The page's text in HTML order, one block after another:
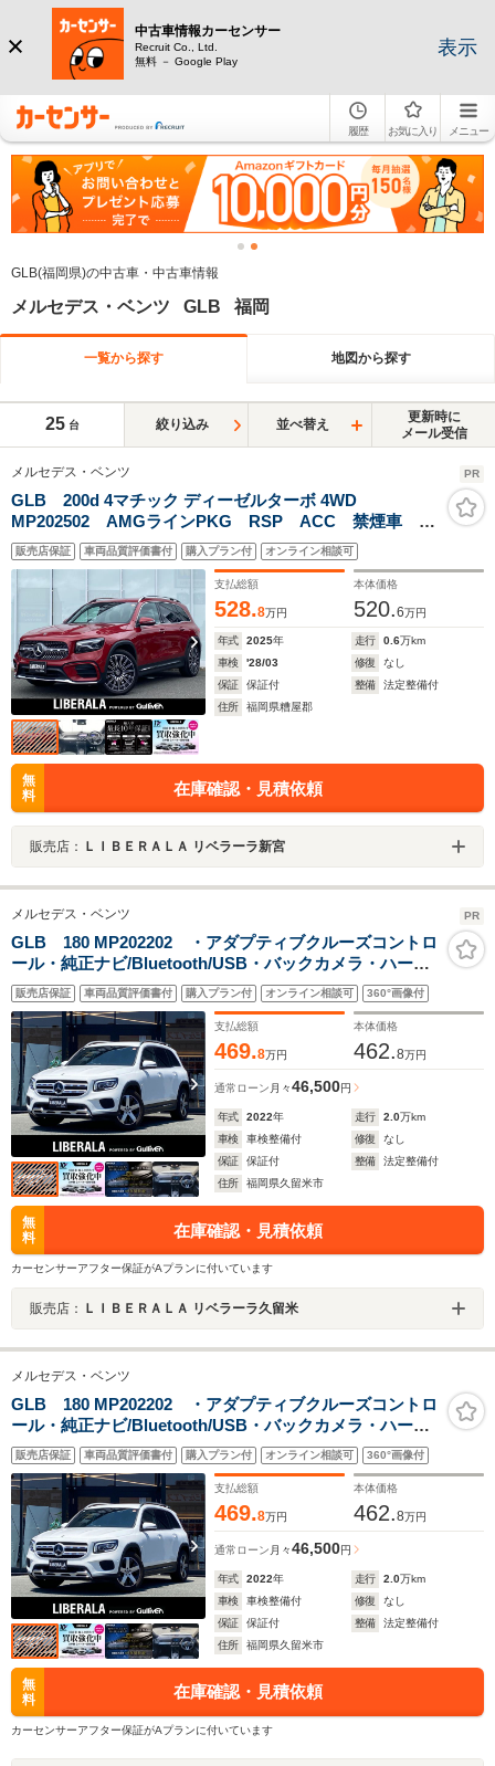
中古車情報カーセンサー
Recruit Co., Ltd.
無料 － Google Play
表示
履歴 お気に入り メニュー
GLB(福岡県)の中古車・中古車情報
メルセデス・ベンツ GLB 福岡
一覧から探す 地図から探す
25 台 絞り込み 並べ替え
更新時に
メール受信
メルセデス・ベンツ PR
GLB 200d 4マチック ディーゼルターボ 4WD
MP202502 AMGラインPKG RSP ACC 禁煙車 保
証書 マルチビームLED 純正ナビ 地デジ 全方位
BT アンビエントライト 半革 シートH ワイヤレス
充電 純正前後ドライブレコーダー 純正20インチAW
販売店保証 車両品質評価書付 購入プラン付 オンライン相談可
支払総額
528.8万円
本体価格
520.6万円
年式 2025年 走行 0.6万km
車検
'28/03 修復
なし
保証
保証付 整備
法定整備付
住所
福岡県糟屋郡
無
料
在庫確認・見積依頼
販売店： ＬＩＢＥＲＡＬＡ リベラーラ新宮
メルセデス・ベンツ PR
GLB 180 MP202202 ・アダプティブクルーズコントロ
ール・純正ナビ/Bluetooth/USB・バックカメラ・ハーフ
レザーシート/シートヒーター・ドライブレコーダー・フ
ルセグ・ETC・純正18AW・保証書・取扱説明書
販売店保証 車両品質評価書付 購入プラン付 オンライン相談可 360°画像付
支払総額
469.8万円
本体価格
462.8万円
通常ローン 月々46,500円
年式 2022年 走行 2.0万km
車検
車検整備付 修復
なし
保証
保証付 整備
法定整備付
住所
福岡県久留米市
無
料
在庫確認・見積依頼
カーセンサーアフター保証がAプランに付いています
販売店： ＬＩＢＥＲＡＬＡ リベラーラ久留米
メルセデス・ベンツ
GLB 180 MP202202 ・アダプティブクルーズコントロ
ール・純正ナビ/Bluetooth/USB・バックカメラ・ハーフ
レザーシート/シートヒーター・ドライブレコーダー・フ
ルセグ・ETC・純正18AW・保証書・取扱説明書
販売店保証 車両品質評価書付 購入プラン付 オンライン相談可 360°画像付
支払総額
469.8万円
本体価格
462.8万円
通常ローン 月々46,500円
年式 2022年 走行 2.0万km
車検
車検整備付 修復
なし
保証
保証付 整備
法定整備付
住所
福岡県久留米市
無
料
在庫確認・見積依頼
カーセンサーアフター保証がAプランに付いています